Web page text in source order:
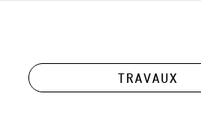
TRAVAUX